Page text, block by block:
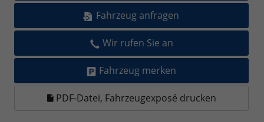
Fahrzeug anfragen
Wir rufen Sie an
Fahrzeug merken
PDF-Datei, Fahrzeugexposé drucken